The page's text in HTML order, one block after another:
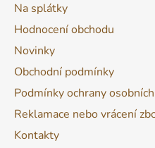
Na splátky
Hodnocení obchodu
Novinky
Obchodní podmínky
Podmínky ochrany
Reklamace nebo vrácení
Kontakty